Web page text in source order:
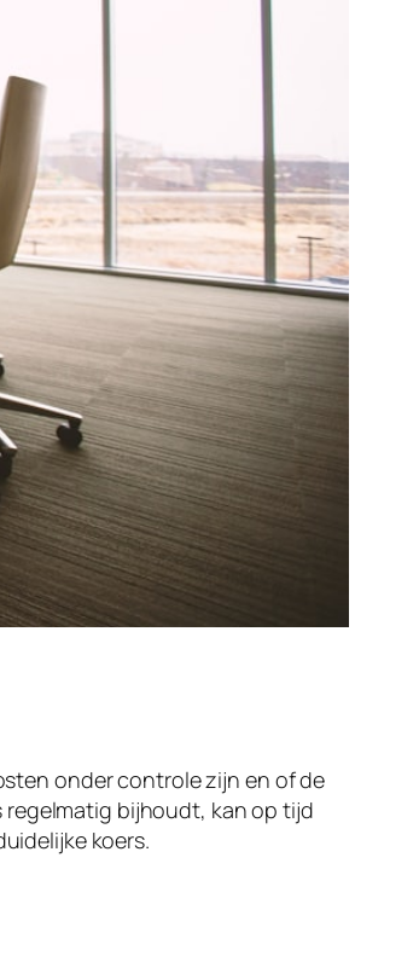
onder controle zijn en of de
regelmatig bijhoudt, kan op tijd
koers.